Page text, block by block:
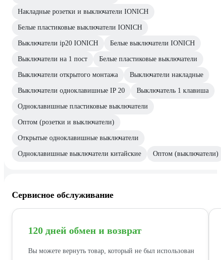
Накладные розетки и выключатели IONICH
Белые пластиковые выключатели IONICH
Выключатели ip20 IONICH Белые выключатели IONICH
Выключатели на 1 пост Белые пластиковые выключатели
Выключатели открытого монтажа Выключатели накладные
Выключатели одноклавишные IP 20 Выключатель 1 клавиша
Одноклавишные пластиковые выключатели
Оптом (розетки и выключатели)
Открытые одноклавишные выключатели
Одноклавишные выключатели китайские Оптом (выключатели)
Сервисное обслуживание
120 дней обмен и возврат
Вы можете вернуть товар, который не был использован